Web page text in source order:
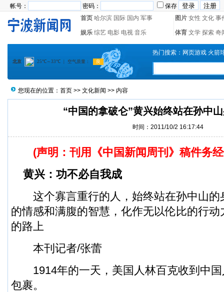
帐号： 密码：
保存
首页 哈尔滨 国际 国内 军事 图片 女性 文化 事
娱乐 综艺 电影 电视 音乐 体育 文学 探索 奇
热门搜索： 网页游戏 火箭
您现在的位置： 首页 >> 文化新闻 >> 内容
“中国的拿破仑”黄兴始终站在孙中
时间：2011/10/2 16:17:44
(声明：刊用《中国新闻周刊》稿件务经
黄兴：功不必自我成
这个寡言重行的人，始终站在孙中山的
的情感和满腹的智慧，化作无以伦比的行
的路上
本刊记者/张蕾
1914年的一天，美国人林百克收到中国
包裹。